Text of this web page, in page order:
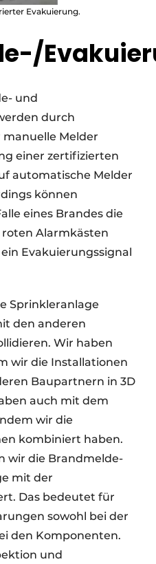
Evakuierung.
und
durch
Melder
einer zertifizierten
automatische Melder
können
eines Brandes die
Alarmkästen
Evakuierungssignal
Sprinkleranlage
den anderen
Wir haben
wir die Installationen
Baupartnern in 3D
auch mit dem
wir die
kombiniert haben.
wir die Brandmelde-
mit der
Das bedeutet für
sowohl bei der
den Komponenten.
und